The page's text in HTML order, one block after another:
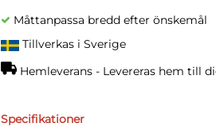
Måttanpassa bredd efter önskemål
Tillverkas i Sverige
Hemleverans - Levereras hem till
Specifikationer